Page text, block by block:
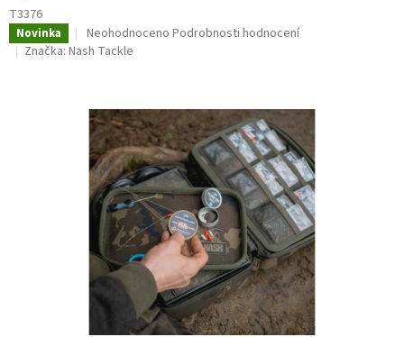
T3376
Novinka
Průměrné
hodnocení
z
5
hvězdiček.
Neohodnoceno Podrobnosti hodnocení
Značka: Nash Tackle